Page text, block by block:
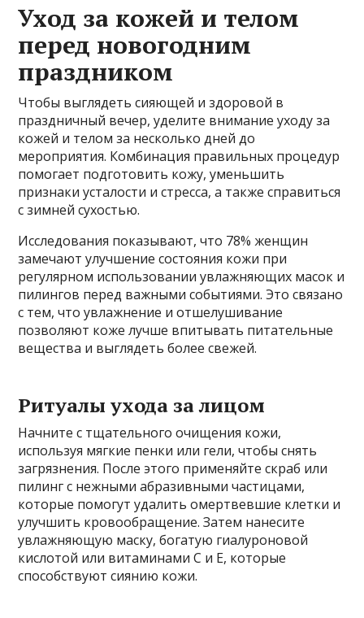
Уход за кожей и телом
перед новогодним
праздником
Чтобы выглядеть сияющей и здоровой в
праздничный вечер, уделите внимание уходу за
кожей и телом за несколько дней до
мероприятия. Комбинация правильных процедур
помогает подготовить кожу, уменьшить
признаки усталости и стресса, а также справиться
с зимней сухостью.
Исследования показывают, что 78% женщин
замечают улучшение состояния кожи при
регулярном использовании увлажняющих масок и
пилингов перед важными событиями. Это связано
с тем, что увлажнение и отшелушивание
позволяют коже лучше впитывать питательные
вещества и выглядеть более свежей.
Ритуалы ухода за лицом
Начните с тщательного очищения кожи,
используя мягкие пенки или гели, чтобы снять
загрязнения. После этого применяйте скраб или
пилинг с нежными абразивными частицами,
которые помогут удалить омертвевшие клетки и
улучшить кровообращение. Затем нанесите
увлажняющую маску, богатую гиалуроновой
кислотой или витаминами С и Е, которые
способствуют сиянию кожи.